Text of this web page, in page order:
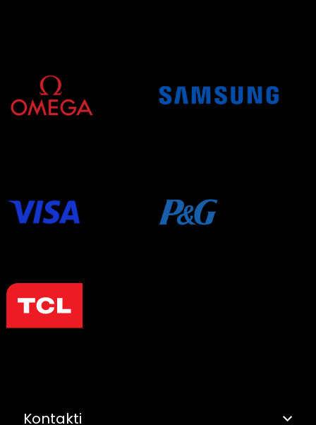
Kontakti